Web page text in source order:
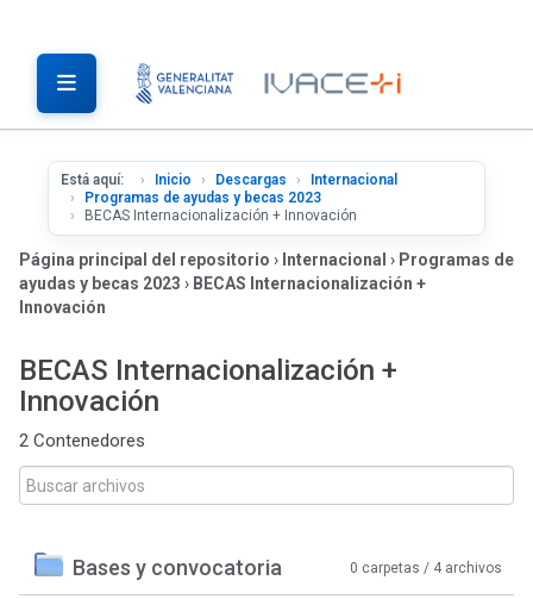
Está aquí: Inicio Descargas
Internacional
Programas de ayudas y becas 2023
BECAS Internacionalización + Innovación
Página principal del repositorio › Internacional › Programas de
ayudas y becas 2023 › BECAS Internacionalización +
Innovación
BECAS Internacionalización +
Innovación
2 Contenedores
Bases y convocatoria 0 carpetas / 4 archivos